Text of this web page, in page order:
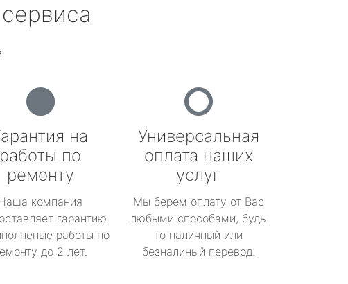
на
работы по
ремонту
компания
гарантию
работы по
до 2 лет.
Универсальная
оплата наших
услуг
Мы берем оплату от Вас
любыми способами, будь
то наличный или
безналиный перевод.